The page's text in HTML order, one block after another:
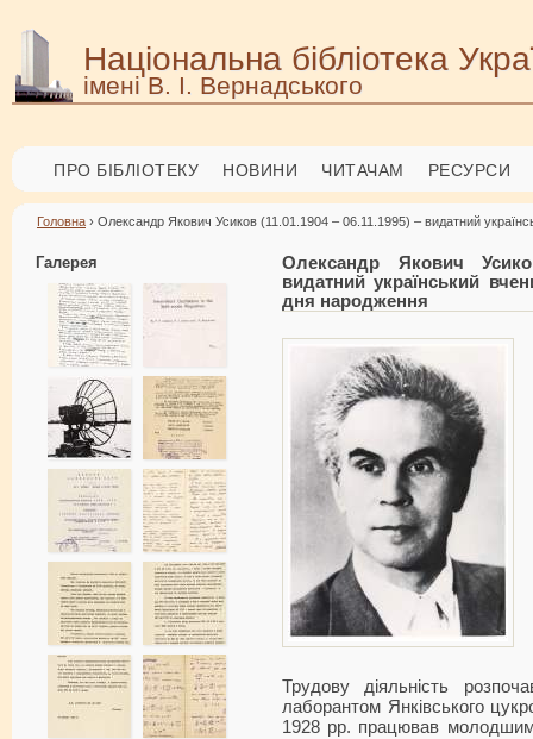
Національна бібліотека
імені В. І. Вернадського
ПРО БІБЛІОТЕКУ НОВИНИ ЧИТАЧАМ РЕСУРСИ
Головна › Олександр Якович Усиков (11.01.1904 – 06.11.1995) – видатний
Галерея
Олександр Якович
видатний український
дня народження
Трудову діяльність
лаборантом Янківського
1928 рр. працював молодшим